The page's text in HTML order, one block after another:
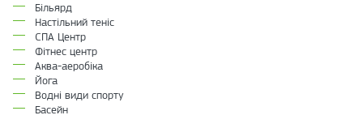
Більярд
Настільний теніс
СПА Центр
Фітнес центр
Аква-аеробіка
Йога
Водні види спорту
Басейн